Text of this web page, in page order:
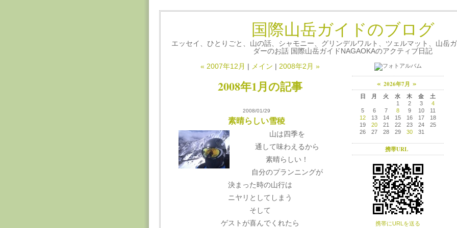
国際山岳ガイドのブログ
エッセイ、ひとりごと、山の話、シャモニー、グリンデルワルト、ツェルマット、山岳
ダーのお話 国際山岳ガイドNAGAOKAのアクティブ日記
« 2007年12月 | メイン | 2008年2月 »
2008年1月の記事
2008/01/29
素晴らしい雪稜
山は四季を
通して味わえるから
素晴らしい！
自分のプランニングが
決まった時の山行は
ニヤリとしてしまう
そして
ゲストが喜んでくれたら
« 2026年7月 »
日 月 火 水 木 金
土
1
2 3
4
5
6 7 8 9 10
11
12
13 14 15 16 17
18
19
20 21 22 23 24
25
26
27 28 29 30 31
携帯URL
携帯にURLを送る